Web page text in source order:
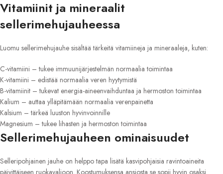
Vitamiinit ja mineraalit
sellerimehujauheessa
Luomu sellerimehujauhe sisältää tärkeitä vitamiineja ja mineraaleja, kuten:
C-vitamiini – tukee immuunijärjestelmän normaalia toimintaa
K-vitamiini – edistää normaalia veren hyytymistä
B-vitamiinit – tukevat energia-aineenvaihduntaa ja hermoston toimintaa
Kalium – auttaa ylläpitämään normaalia verenpainetta
Kalsium – tärkeä luuston hyvinvoinnille
Magnesium – tukee lihasten ja hermoston toimintaa
Sellerimehujauheen ominaisuudet
Selleripohjainen jauhe on helppo tapa lisätä kasvipohjaisia ravintoaineita